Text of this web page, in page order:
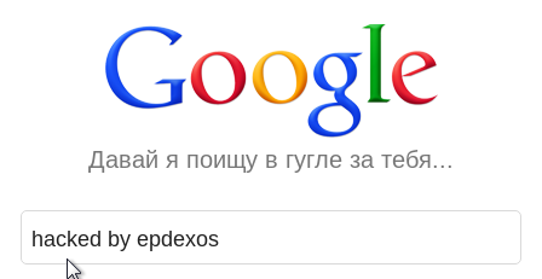
Давай я поищу в гугле за тебя...